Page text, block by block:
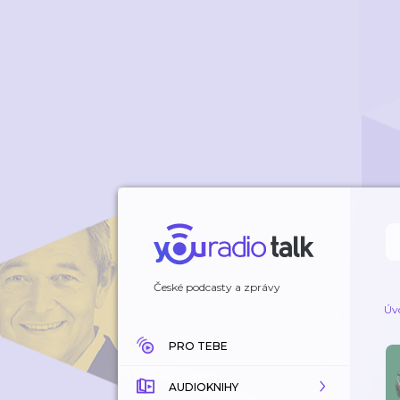
České podcasty a zprávy
PRO TEBE
AUDIOKNIHY